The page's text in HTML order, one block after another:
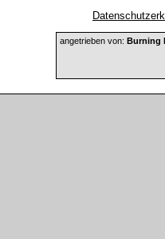
angetrieben von: Burning